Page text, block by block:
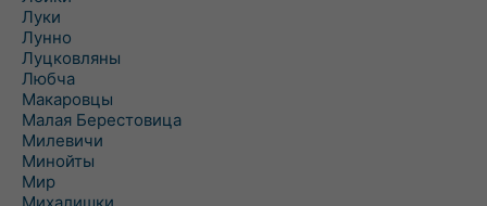
Луки
Лунно
Луцковляны
Любча
Макаровцы
Малая Берестовица
Милевичи
Минойты
Мир